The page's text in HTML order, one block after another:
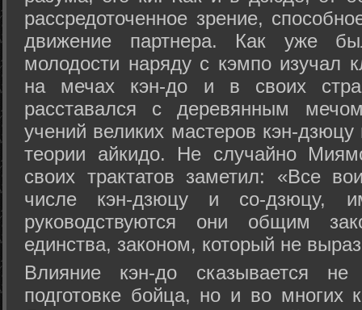
рассредоточенное зрение,
движение партнера. Как уже
молодости наряду с кэмпо изучал
на мечах кэн-до и в своих
расставался с деревянным
учений великих мастеров кэн-
теории айкидо. Не случайно
своих трактатов заметил: «Все
числе кэн-дзюцу и со-дзюцу,
руководствуются они общим
единства, законом, который не
Влияние кэн-до сказывается не
подготовке бойца, но и во многих